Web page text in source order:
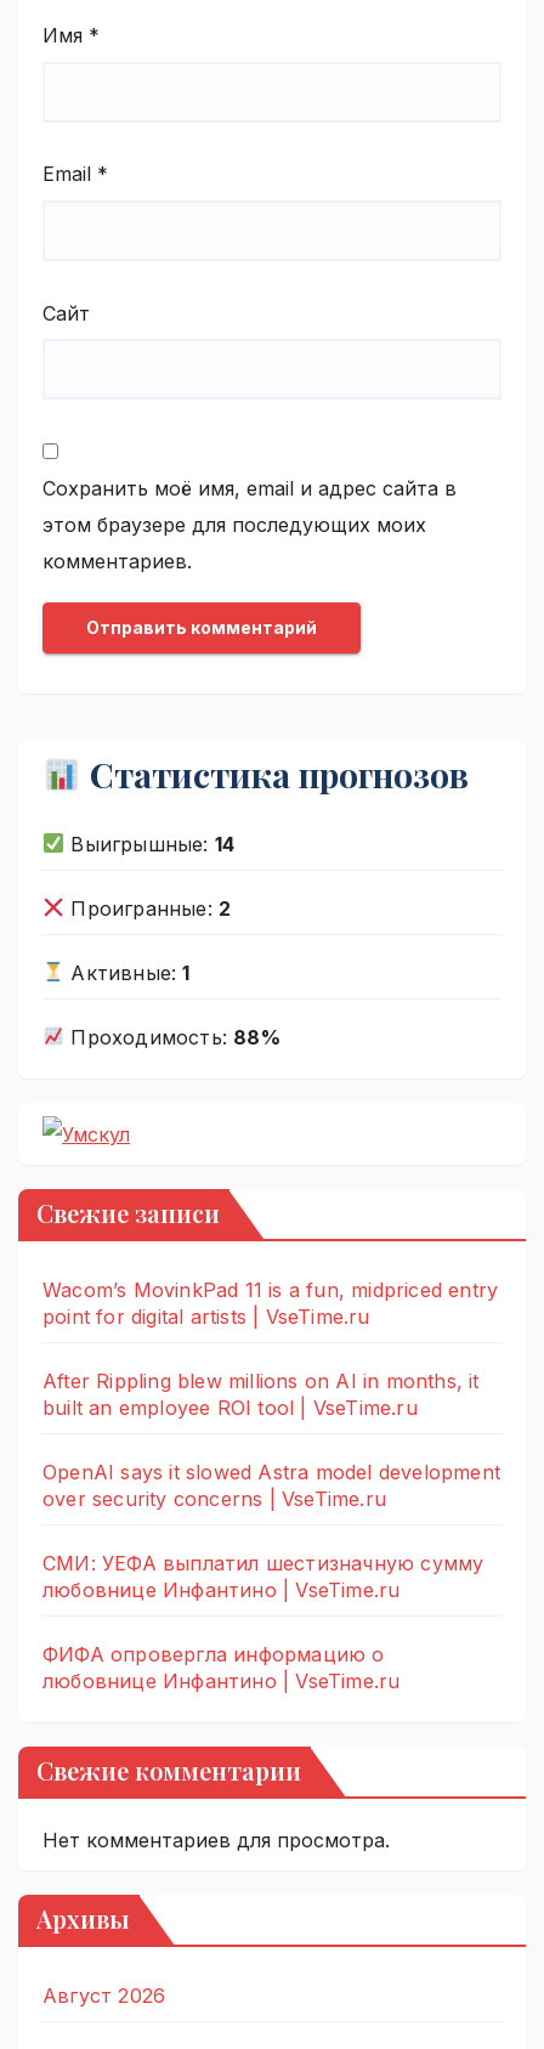
Имя *
Email *
Сайт
Сохранить моё имя, email и адрес сайта в
этом браузере для последующих моих
комментариев.
Статистика прогнозов
Выигрышные: 14
Проигранные: 2
Активные:1
Проходимость: 88%
Свежие записи
Wacom’s MovinkPad 11 is a fun, midpriced entry
point for digital artists | VseTime.ru
After Rippling blew millions on AI in months, it
built an employee ROI tool | VseTime.ru
OpenAI says it slowed Astra model development
over security concerns | VseTime.ru
СМИ: УЕФА выплатил шестизначную сумму
любовнице Инфантино | VseTime.ru
ФИФА опровергла информацию о
любовнице Инфантино | VseTime.ru
Свежие комментарии
Нет комментариев для просмотра.
Архивы
Август 2026